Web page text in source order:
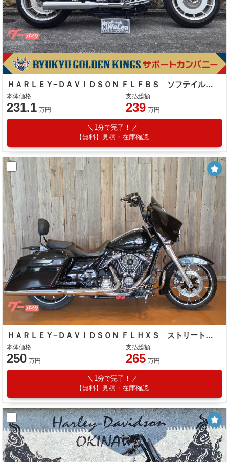
ＨＡＲＬＥＹ−ＤＡＶＩＤＳＯＮ ＦＬＦＢＳ ソフテイルファットボーイ１１４
本体価格
231.1 万円
支払総額
239 万円
1分で完了！
【無料】見積・在庫確認
ＨＡＲＬＥＹ−ＤＡＶＩＤＳＯＮ ＦＬＨＸＳ ストリートグライドスペシャル ハンドル マフラー フロアボード シーシーバー
本体価格
250 万円
支払総額
265 万円
1分で完了！
【無料】見積・在庫確認